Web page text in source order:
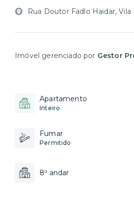
Rua Doutor Fadlo Haidar,
Imóvel gerenciado por Gestor
Apartamento
Inteiro
Fumar
Permitido
8º andar